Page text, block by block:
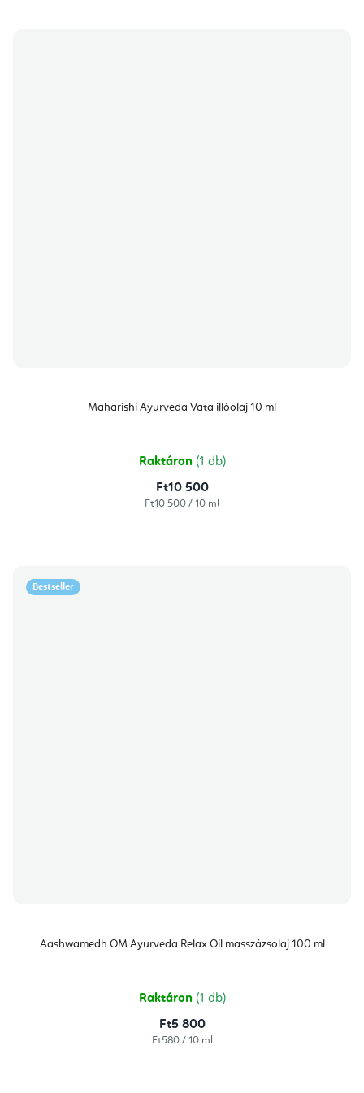
Maharishi Ayurveda Vata illóolaj 10 ml
Raktáron (1 db)
Ft10 500
Egységár:
Ft10 500 / 10 ml
Bestseller
Aashwamedh OM Ayurveda Relax Oil masszázsolaj 100 ml
Raktáron (1 db)
Ft5 800
Egységár:
Ft580 / 10 ml